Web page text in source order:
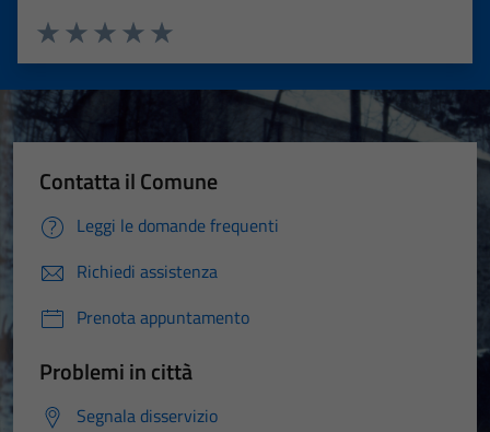
Valuta 5 stelle su 5
Valuta 4 stelle su 5
Valuta 3 stelle su 5
Valuta 2 stelle su 5
Valuta 1 stelle su 5
Contatta il Comune
Leggi le domande frequenti
Richiedi assistenza
Prenota appuntamento
Problemi in città
Segnala disservizio